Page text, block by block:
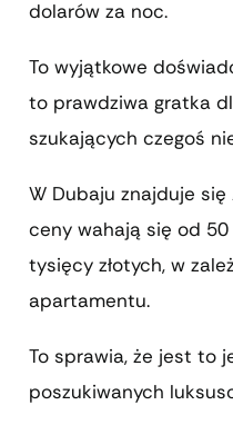
dolarów za noc.
To wyjątkowe
to prawdziwa gratka
szukających czegoś
W Dubaju znajduje się
ceny wahają się od
tysięcy złotych, w
apartamentu.
To sprawia, że jest to
poszukiwanych